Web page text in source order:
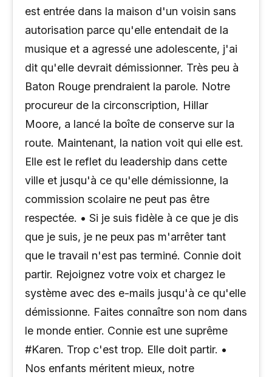
est entrée dans la maison d'un voisin sans
autorisation parce qu'elle entendait de la
musique et a agressé une adolescente, j'ai
dit qu'elle devrait démissionner. Très peu à
Baton Rouge prendraient la parole. Notre
procureur de la circonscription, Hillar
Moore, a lancé la boîte de conserve sur la
route. Maintenant, la nation voit qui elle est.
Elle est le reflet du leadership dans cette
ville et jusqu'à ce qu'elle démissionne, la
commission scolaire ne peut pas être
respectée. • Si je suis fidèle à ce que je dis
que je suis, je ne peux pas m'arrêter tant
que le travail n'est pas terminé. Connie doit
partir. Rejoignez votre voix et chargez le
système avec des e-mails jusqu'à ce qu'elle
démissionne. Faites connaître son nom dans
le monde entier. Connie est une suprême
#Karen. Trop c'est trop. Elle doit partir. •
Nos enfants méritent mieux, notre